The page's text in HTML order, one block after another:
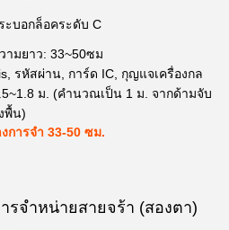
ะบอกล็อคระดับ C
ามยาว: 33~50ซม
รหัสผ่าน, การ์ด IC, กุญแจเครื่องกล
ม. (คำนวณเป็น 1 ม. จากด้ามจับ
พื้น)
การจํา 33-50 ซม.
จําหน่ายสายจร้า (สองตา)